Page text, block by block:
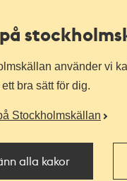
använder vi
bra sätt för dig.
Stockholmskällan
alla kakor